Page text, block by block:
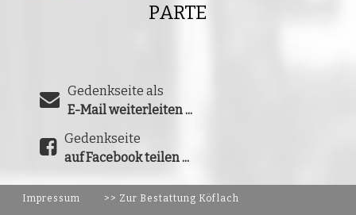
PARTE
Gedenkseite als
E-Mail weiterleiten ...
Gedenkseite
auf Facebook teilen ...
Impressum >> Zur Bestattung Köflach